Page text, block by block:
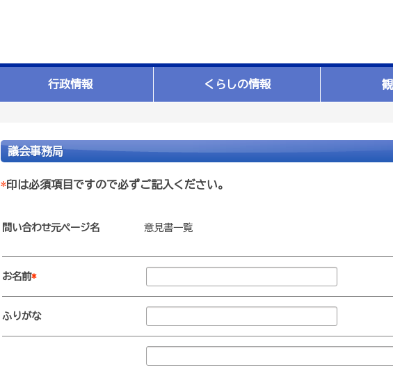
行政情報 くらしの情報
議会事務局
*印は必須項目ですので必ずご記入ください。
問い合わせ元ページ名 意見書一覧
お名前*
ふりがな